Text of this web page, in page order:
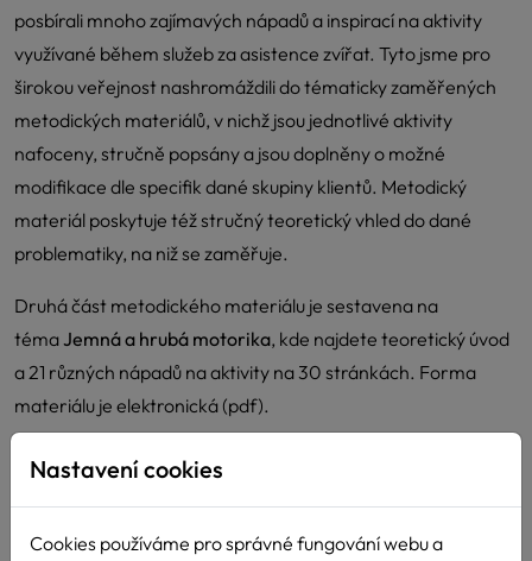
posbírali mnoho zajímavých nápadů a inspirací na aktivity
využívané během služeb za asistence zvířat. Tyto jsme pro
širokou veřejnost nashromáždili do tématicky zaměřených
metodických materiálů, v nichž jsou jednotlivé aktivity
nafoceny, stručně popsány a jsou doplněny o možné
modifikace dle specifik dané skupiny klientů. Metodický
materiál poskytuje též stručný teoretický vhled do dané
problematiky, na niž se zaměřuje.
Druhá část metodického materiálu je sestavena na
témaJemná a hrubá motorika, kde najdete teoretický úvod
a 21 různých nápadů na aktivity na 30 stránkách. Forma
materiálu je elektronická (pdf).
Budeme velmi rádi pokud získáte nové impulsy pro Vaši práci
Nastavení cookies
Cookies používáme pro správné fungování webu a